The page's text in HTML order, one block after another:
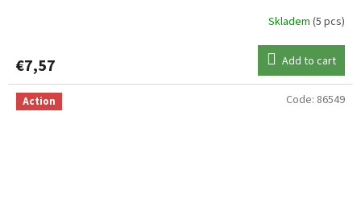
Skladem (5 pcs)
€7,57 Add to cart
Action Code: 86549